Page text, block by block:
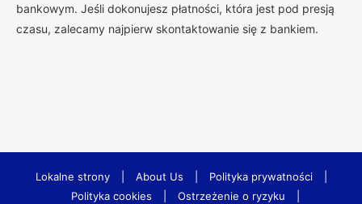
bankowym. Jeśli dokonujesz płatności, która jest pod presją
czasu, zalecamy najpierw skontaktowanie się z bankiem.
Lokalne strony About Us Polityka prywatności
Polityka cookies
Ostrzeżenie o ryzyku